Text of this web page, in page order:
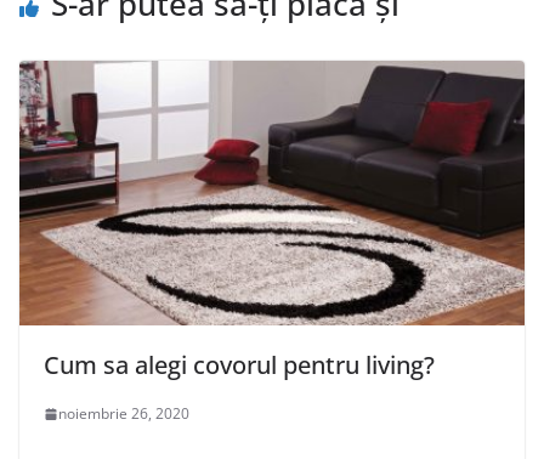
Cum sa alegi covorul pentru living?
noiembrie 26, 2020